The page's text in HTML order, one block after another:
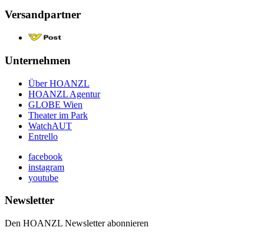
Versandpartner
Unternehmen
Über HOANZL
HOANZL Agentur
GLOBE Wien
Theater im Park
WatchAUT
Entrello
facebook
instagram
youtube
Newsletter
Den HOANZL Newsletter abonnieren